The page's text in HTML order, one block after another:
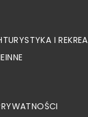
TURYSTYKA I
INNE